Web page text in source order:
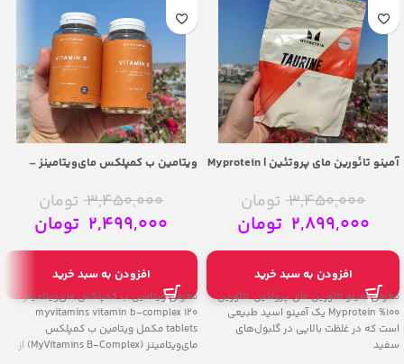
آمینو تائورین مای پروتئین | Myprotein
3,450,000 تومان
2,899,000 تومان
افزودن به سبد خرید
معرفی آمینو تائورین مای پروتئین تائورین
Myprotein %100 یک آمینو اسید طبیعی
است که در غلظت بالایی در گلبول‌های
سفید
ویتامین ب کمپلکس مای‌ویتامینز –
tablets
3,450,000 تومان
2,499,000 تومان
افزودن به سبد خرید
معرفی ویتامین ب کمپلکس مای‌ویتامینز –
myvitamins vitamin b-complex 120
tablets مکمل ویتامین ب کمپلکس
مای‌ویتامینز (MyVitamins B-Complex) از